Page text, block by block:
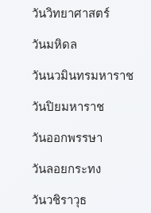
วันวิทยาศาสตร์
วันมหิดล
วันนวมินทรมหาราช
วันปิยมหาราช
วันออกพรรษา
วันลอยกระทง
วันวชิราวุธ